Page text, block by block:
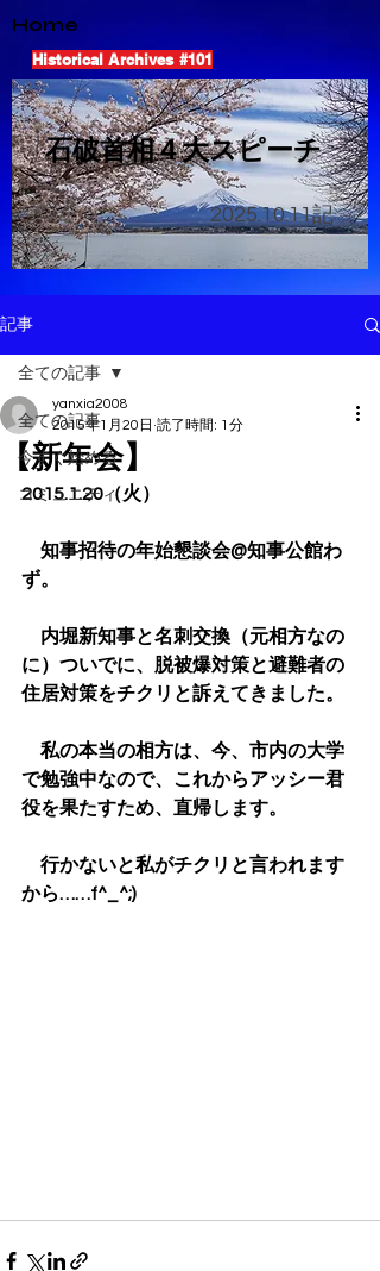
Home
Historical Archives #101
​石破首相４大スピーチ
2025.10.11記
記事
全ての記事
今すぐ始める
コミュニティ
全ての記事
【新年会】
yanxia2008
2015年1月20日 読了時間: 1分
2015.1.20（火）
知事招待の年始懇談会@知事公館わ
ず。
内堀新知事と名刺交換（元相方なの
に）ついでに、脱被爆対策と避難者の
住居対策をチクリと訴えてきました。
私の本当の相方は、今、市内の大学
で勉強中なので、これからアッシー君
役を果たすため、直帰します。
行かないと私がチクリと言われます
から……f^_^;)